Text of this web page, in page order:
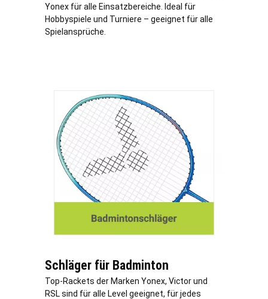
Yonex für alle Einsatzbereiche. Ideal für
Hobbyspiele und Turniere – geeignet für alle
Spielansprüche.
Schläger für Badminton
Top-Rackets der Marken Yonex, Victor und
RSL sind für alle Level geeignet, für jedes